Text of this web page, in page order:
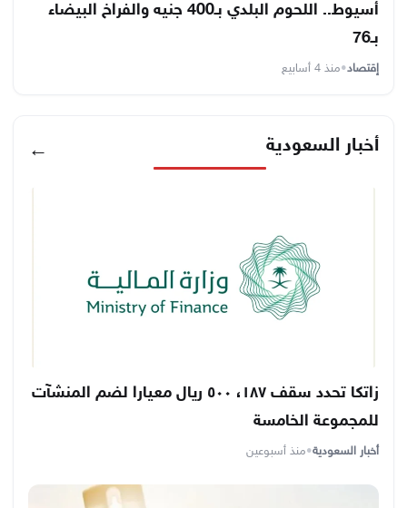
أسيوط.. اللحوم البلدي بـ400 جنيه والفراخ البيضاء
بـ76
إقتصاد•منذ 4 أسابيع
أخبار السعودية ←
زاتكا تحدد سقف ١٨٧، ٥٠٠ ريال معيارا لضم المنشآت
للمجموعة الخامسة
أخبار السعودية•منذ أسبوعين